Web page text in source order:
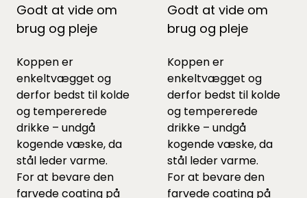
Godt at vide om
brug og pleje
Koppen er
enkeltvægget og
derfor bedst til kolde
og tempererede
drikke – undgå
kogende væske, da
stål leder varme.
For at bevare den
farvede coating på
Godt at vide om
brug og pleje
Koppen er
enkeltvægget og
derfor bedst til kolde
og tempererede
drikke – undgå
kogende væske, da
stål leder varme.
For at bevare den
farvede coating på